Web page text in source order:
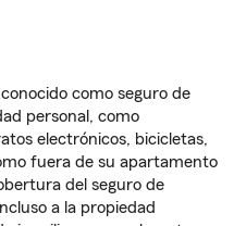
como seguro de
personal, como
electrónicos, bicicletas,
fuera de su apartamento
del seguro de
a la propiedad